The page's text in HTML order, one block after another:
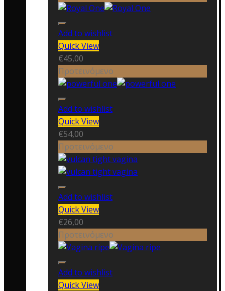
Add to wishlist
Quick View
€45,00
Προτεινόμενο
Add to wishlist
Quick View
€54,00
Προτεινόμενο
Add to wishlist
Quick View
€26,00
Προτεινόμενο
Add to wishlist
Quick View